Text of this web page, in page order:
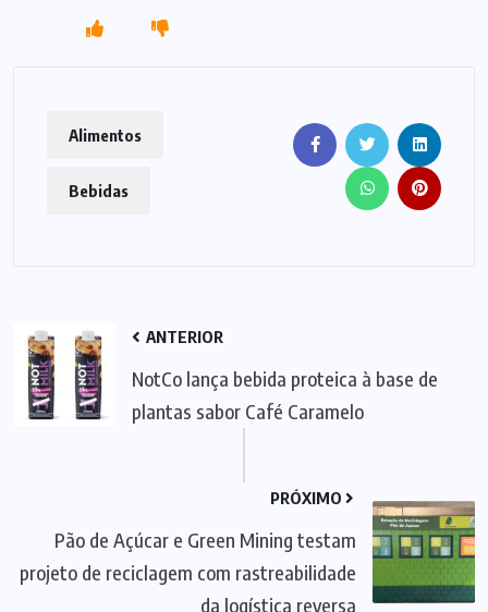
Alimentos
Bebidas
ANTERIOR
NotCo lança bebida proteica à base de
plantas sabor Café Caramelo
PRÓXIMO
Pão de Açúcar e Green Mining testam
projeto de reciclagem com rastreabilidade
da logística reversa